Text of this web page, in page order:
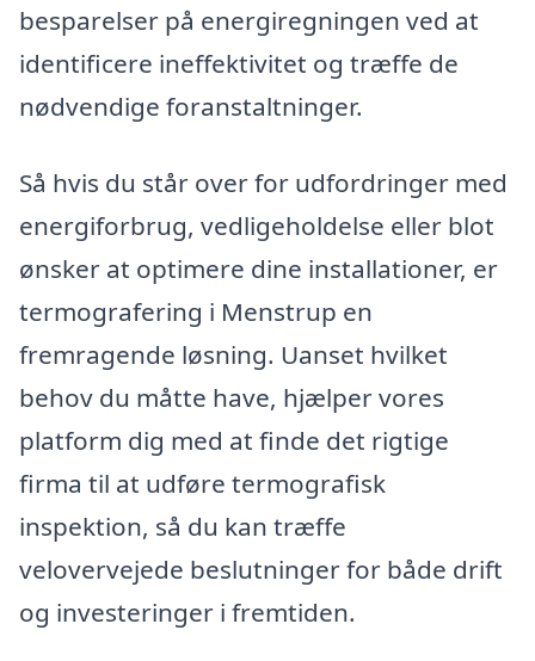
besparelser på energiregningen ved at
identificere ineffektivitet og træffe de
nødvendige foranstaltninger.
Så hvis du står over for udfordringer med
energiforbrug, vedligeholdelse eller blot
ønsker at optimere dine installationer, er
termografering i Menstrup en
fremragende løsning. Uanset hvilket
behov du måtte have, hjælper vores
platform dig med at finde det rigtige
firma til at udføre termografisk
inspektion, så du kan træffe
velovervejede beslutninger for både drift
og investeringer i fremtiden.